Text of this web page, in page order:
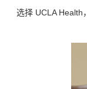
选择 UCLA Health